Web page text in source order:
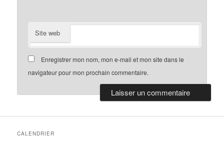
Site web
Enregistrer mon nom, mon e-mail et mon site dans le
navigateur pour mon prochain commentaire.
CALENDRIER